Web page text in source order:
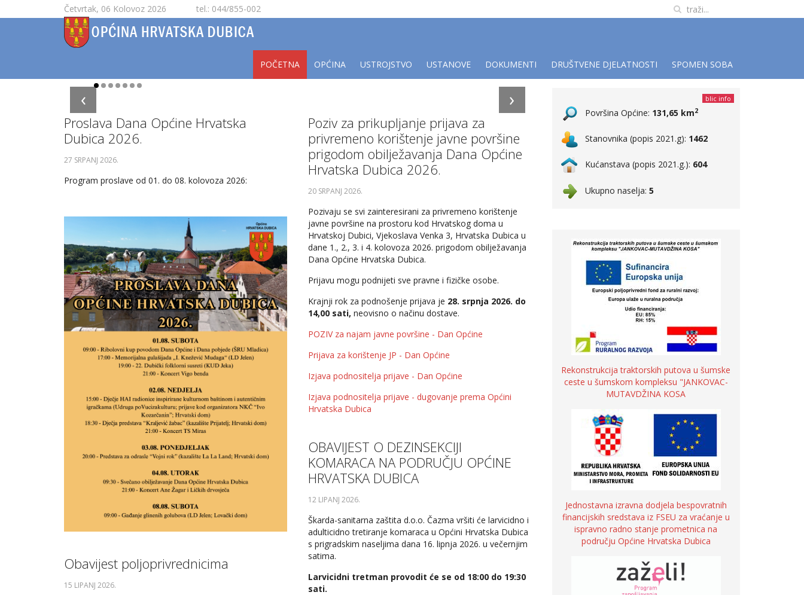
Četvrtak, 06 Kolovoz 2026 tel.: 044/855-002
POČETNA OPĆINA USTROJSTVO USTANOVE DOKUMENTI DRUŠTVENE DJELATNOSTI SPOMEN SOBA
›
‹
Proslava Dana Općine Hrvatska
Dubica 2026.
27 SRPANJ 2026.
Program proslave od 01. do 08. kolovoza 2026:
Obavijest poljoprivrednicima
15 LIPANJ 2026.
Poziv za prikupljanje prijava za
privremeno korištenje javne površine
prigodom obilježavanja Dana Općine
Hrvatska Dubica 2026.
20 SRPANJ 2026.
Pozivaju se svi zainteresirani za privremeno korištenje
javne površine na prostoru kod Hrvatskog doma u
Hrvatskoj Dubici, Vjekoslava Venka 3, Hrvatska Dubica u
dane 1., 2., 3. i 4. kolovoza 2026. prigodom obilježavanja
Dana Općine Hrvatska Dubica.
Prijavu mogu podnijeti sve pravne i fizičke osobe.
Krajnji rok za podnošenje prijava je 28. srpnja 2026. do
14,00 sati, neovisno o načinu dostave.
POZIV za najam javne površine - Dan Općine
Prijava za korištenje JP - Dan Općine
Izjava podnositelja prijave - Dan Općine
Izjava podnositelja prijave - dugovanje prema Općini
Hrvatska Dubica
OBAVIJEST O DEZINSEKCIJI
KOMARACA NA PODRUČJU OPĆINE
HRVATSKA DUBICA
12 LIPANJ 2026.
Škarda-sanitarna zaštita d.o.o. Čazma vršiti će larvicidno i
adulticidno tretiranje komaraca u Općini Hrvatska Dubica
s prigradskim naseljima dana 16. lipnja 2026. u večernjim
satima.
Larvicidni tretman provodit će se od 18:00 do 19:30
sati.
blic info
Površina Općine: 131,65 km2
Stanovnika (popis 2021.g): 1462
Kućanstava (popis 2021.g.): 604
Ukupno naselja: 5
Rekonstrukcija traktorskih putova u šumske
ceste u šumskom kompleksu "JANKOVAC-
MUTAVDŽINA KOSA
Jednostavna izravna dodjela bespovratnih
financijskih sredstava iz FSEU za vraćanje u
ispravno radno stanje prometnica na
području Općine Hrvatska Dubica